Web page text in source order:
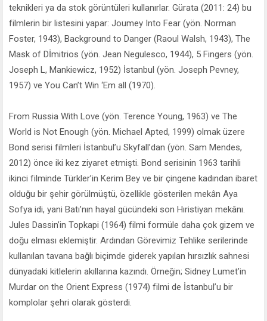
teknikleri ya da stok görüntüleri kullanırlar. Gürata (2011: 24) bu
filmlerin bir listesini yapar: Joumey Into Fear (yön. Norman
Foster, 1943), Background to Danger (Raoul Walsh, 1943), The
Mask of Dİmitrios (yön. Jean Negulesco, 1944), 5 Fingers (yön.
Joseph L, Mankiewicz, 1952) İstanbul (yön. Joseph Pevney,
1957) ve You Can’t Win ‘Em all (1970).
From Russia With Love (yön. Terence Young, 1963) ve The
World is Not Enough (yön. Michael Apted, 1999) olmak üzere
Bond serisi filmleri İstanbul’u Skyfall’dan (yön. Sam Mendes,
2012) önce iki kez ziyaret etmişti. Bond serisinin 1963 tarihli
ikinci filminde Türkler’in Kerim Bey ve bir çingene kadından ibaret
olduğu bir şehir görülmüştü, özellikle gösterilen mekân Aya
Sofya idi, yani Batı’nın hayal gücündeki son Hıristiyan mekânı.
Jules Dassin’in Topkapi (1964) filmi formüle daha çok gizem ve
doğu elması eklemiştir. Ardından Görevimiz Tehlike serilerinde
kullanılan tavana bağlı biçimde giderek yapılan hırsızlık sahnesi
dünyadaki kitlelerin akıllarına kazındı. Örneğin; Sidney Lumet’in
Murdar on the Orient Express (1974) filmi de İstanbul’u bir
komplolar şehri olarak gösterdi.